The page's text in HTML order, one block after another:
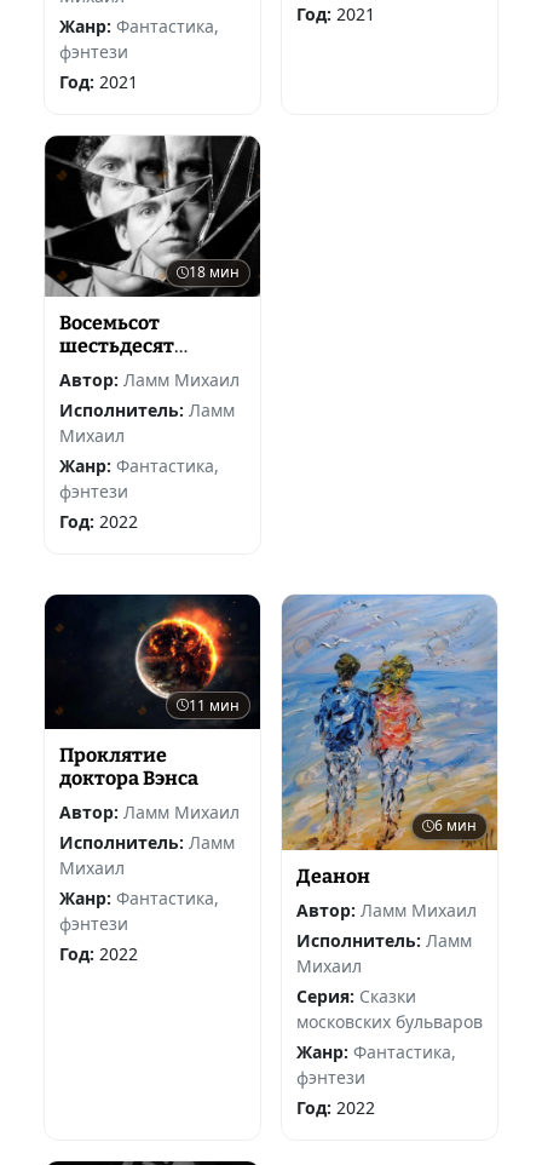
Жанр: Фантастика,
фэнтези
Год: 2021
Год: 2021
18 мин
Восемьсот
шестьдесят
четвертый
Автор: Ламм Михаил
Исполнитель: Ламм
Михаил
Жанр: Фантастика,
фэнтези
Год: 2022
11 мин
Проклятие
доктора Вэнса
Автор: Ламм Михаил
Исполнитель: Ламм
Михаил
Жанр: Фантастика,
фэнтези
Год: 2022
6 мин
Деанон
Автор: Ламм Михаил
Исполнитель: Ламм
Михаил
Серия: Сказки
московских бульваров
Жанр: Фантастика,
фэнтези
Год: 2022